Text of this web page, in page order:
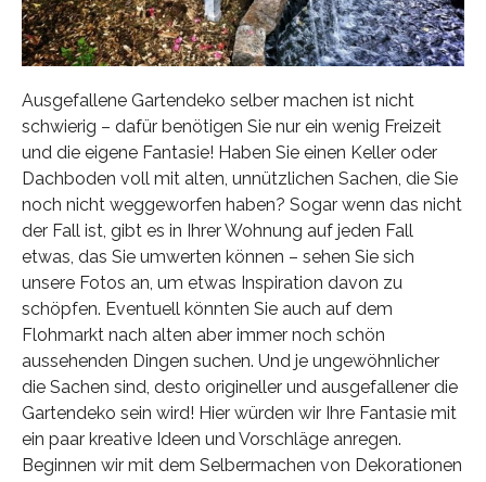
Ausgefallene Gartendeko selber machen ist nicht
schwierig – dafür benötigen Sie nur ein wenig Freizeit
und die eigene Fantasie! Haben Sie einen Keller oder
Dachboden voll mit alten, unnützlichen Sachen, die Sie
noch nicht weggeworfen haben? Sogar wenn das nicht
der Fall ist, gibt es in Ihrer Wohnung auf jeden Fall
etwas, das Sie umwerten können – sehen Sie sich
unsere Fotos an, um etwas Inspiration davon zu
schöpfen. Eventuell könnten Sie auch auf dem
Flohmarkt nach alten aber immer noch schön
aussehenden Dingen suchen. Und je ungewöhnlicher
die Sachen sind, desto origineller und ausgefallener die
Gartendeko sein wird! Hier würden wir Ihre Fantasie mit
ein paar kreative Ideen und Vorschläge anregen.
Beginnen wir mit dem Selbermachen von Dekorationen